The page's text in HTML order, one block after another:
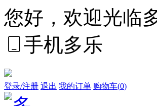
您好，欢迎光临
手机多乐
登录/注册 退出 我的订单 购物车(0)